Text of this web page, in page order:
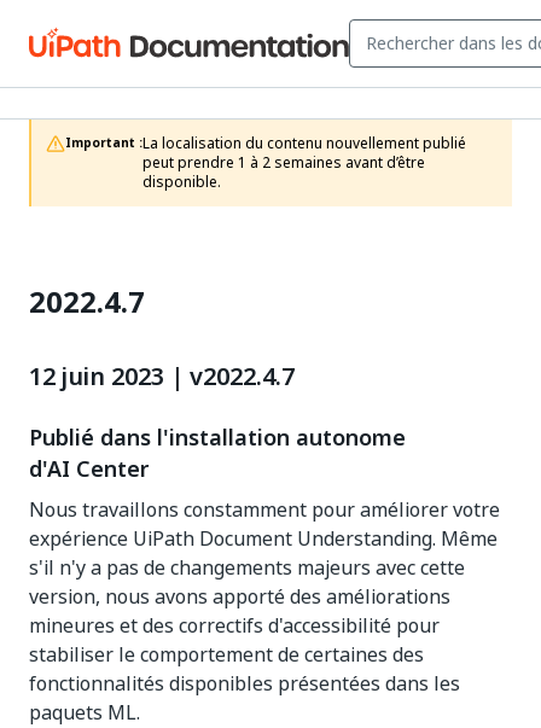
Important :La localisation du contenu nouvellement publié
peut prendre 1 à 2 semaines avant d’être
disponible.
2022.4.7
12 juin 2023 | v2022.4.7
Publié dans l'installation autonome
d'AI Center
Nous travaillons constamment pour améliorer votre
expérience UiPath Document Understanding. Même
s'il n'y a pas de changements majeurs avec cette
version, nous avons apporté des améliorations
mineures et des correctifs d'accessibilité pour
stabiliser le comportement de certaines des
fonctionnalités disponibles présentées dans les
paquets ML.